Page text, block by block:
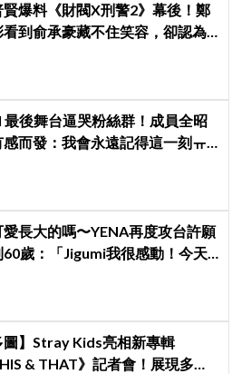
賢爆料《財閥X刑警2》幕後！鄭
看到俞承豪藏不住笑容，卻認為
最後舞台逼哭粉絲群！成員全昭
感而發：我會永遠記得這一刻ㅠ
愛長大的嗎〜YENA再度攻台許願
60歲：「Jigumi我很感動！今天
圖】Stray Kids亮相新專輯
& THAT》記者會！展現多才